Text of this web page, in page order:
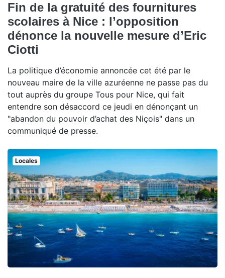
Fin de la gratuité des fournitures
scolaires à Nice : l’opposition
dénonce la nouvelle mesure d’Eric
Ciotti
La politique d’économie annoncée cet été par le
nouveau maire de la ville azuréenne ne passe pas du
tout auprès du groupe Tous pour Nice, qui fait
entendre son désaccord ce jeudi en dénonçant un
"abandon du pouvoir d’achat des Niçois" dans un
communiqué de presse.
Locales